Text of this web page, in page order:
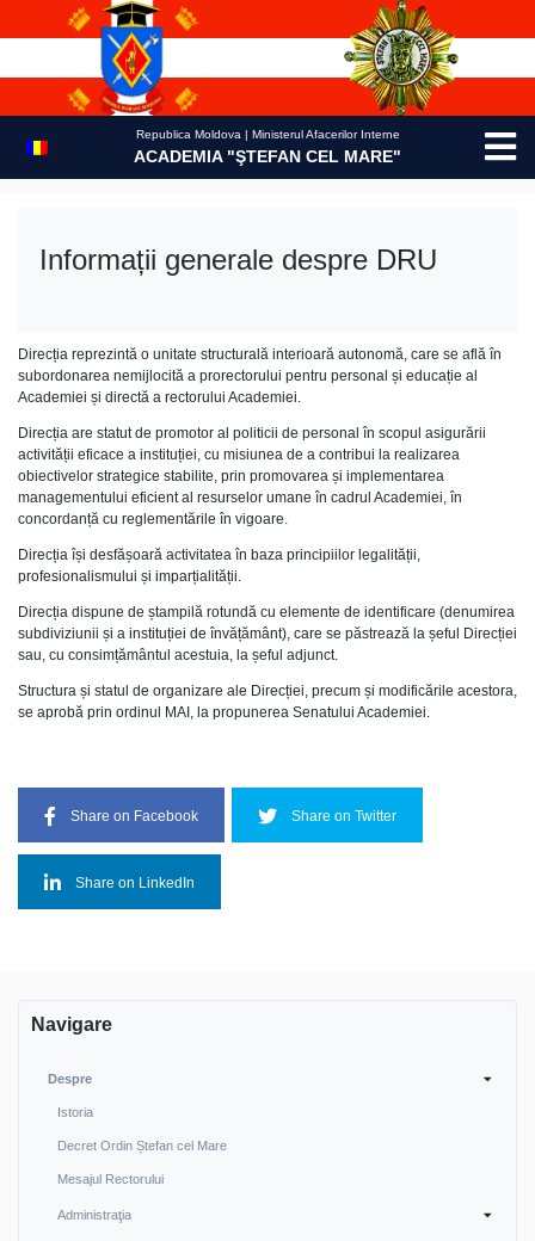
Republica Moldova | Ministerul Afacerilor Interne
ACADEMIA "ŞTEFAN CEL MARE"
Informații generale despre DRU
Direcția reprezintă o unitate structurală interioară autonomă, care se află în
subordonarea nemijlocită a prorectorului pentru personal și educație al
Academiei și directă a rectorului Academiei.
Direcția are statut de promotor al politicii de personal în scopul asigurării
activității eficace a instituției, cu misiunea de a contribui la realizarea
obiectivelor strategice stabilite, prin promovarea și implementarea
managementului eficient al resurselor umane în cadrul Academiei, în
concordanță cu reglementările în vigoare.
Direcția își desfășoară activitatea în baza principiilor legalității,
profesionalismului și imparțialității.
Direcția dispune de ștampilă rotundă cu elemente de identificare (denumirea
subdiviziunii și a instituției de învățământ), care se păstrează la șeful Direcției
sau, cu consimțământul acestuia, la șeful adjunct.
Structura și statul de organizare ale Direcției, precum și modificările acestora,
se aprobă prin ordinul MAI, la propunerea Senatului Academiei.
Share on Facebook Share on Twitter
Share on LinkedIn
Navigare
Despre
Istoria
Decret Ordin Ștefan cel Mare
Mesajul Rectorului
Administraţia